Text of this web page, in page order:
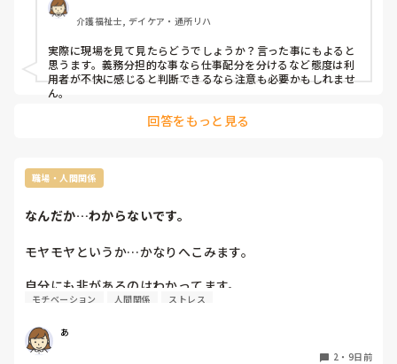
介護福祉士, デイケア・通所リハ
実際に現場を見て見たらどうでしょうか？言った事にもよると
思うます。義務分担的な事なら仕事配分を分けるなど態度は利
用者が不快に感じると判断できるなら注意も必要かもしれませ
ん。
回答をもっと見る
職場・人間関係
なんだか…わからないです。
モヤモヤというか…かなりへこみます。
自分にも非があるのはわかってます。
しかし自分の力量では出来ない事の方が多いのです。
ます。次からはと思っていますが、つい言ってしまいます。
モチベーション 人間関係 ストレス
あ
2 ・ 9日前